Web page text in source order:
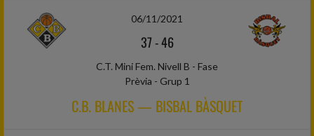
06/11/2021
37-46
C.T. Mini Fem. Nivell B - Fase
Prèvia - Grup 1
C.B. BLANES — BISBAL BÀSQUET